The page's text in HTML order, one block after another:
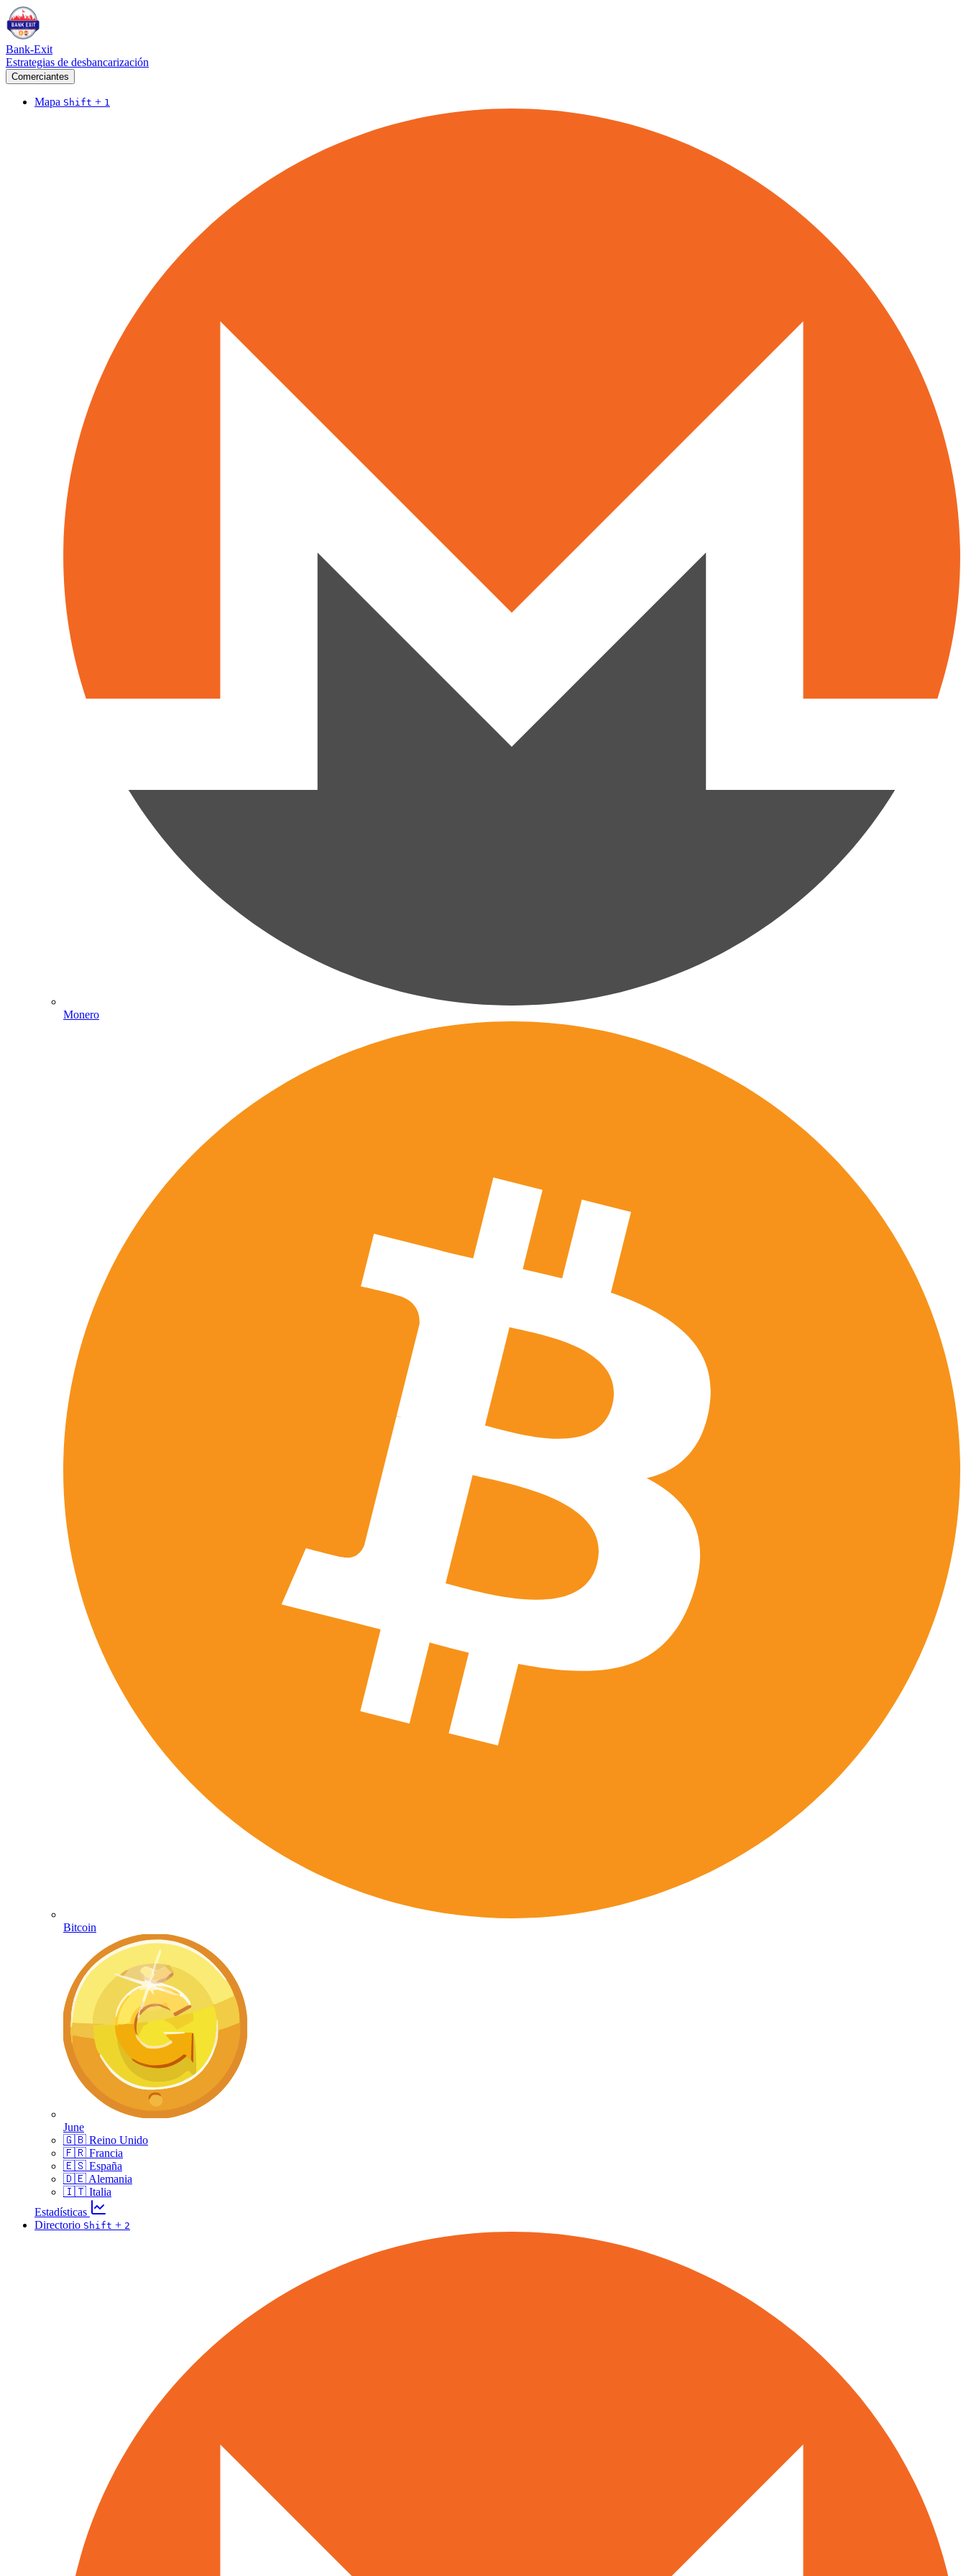
Bank-Exit
Estrategias de desbancarización
Comerciantes
Mapa Shift + 1
Monero
Bitcoin
June
🇬🇧 Reino Unido
🇫🇷 Francia
🇪🇸 España
🇩🇪 Alemania
🇮🇹 Italia
Estadísticas
Directorio Shift + 2